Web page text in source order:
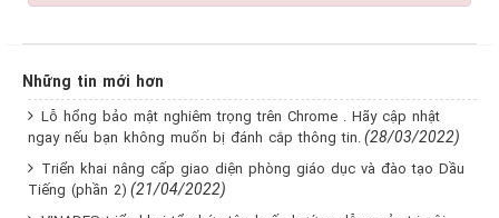
Những tin mới hơn
Lỗ hổng bảo mật nghiêm trọng trên Chrome . Hãy cập nhật
ngay nếu bạn không muốn bị đánh cắp thông tin. (28/03/2022)
Triển khai nâng cấp giao diện phòng giáo dục và đào tạo Dầu
Tiếng (phần 2) (21/04/2022)